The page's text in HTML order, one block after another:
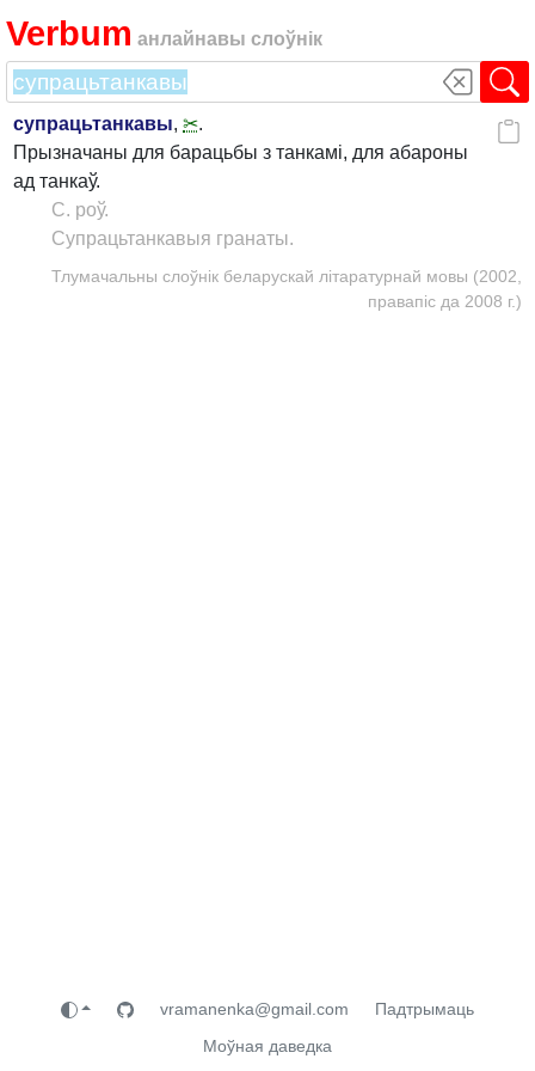
Verbum анлайнавы слоўнік
супрацьтанкавы, ✂.
Прызначаны для барацьбы з танкамі, для абароны
ад танкаў.
С. роў.
Супрацьтанкавыя гранаты.
Тлумачальны слоўнік беларускай літаратурнай мовы (2002,
правапіс да 2008 г.)
vramanenka@gmail.com
Падтрымаць
Моўная даведка